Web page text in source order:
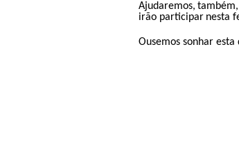
Ajudaremos, também,
irão participar​​ nesta
Ousemos sonhar